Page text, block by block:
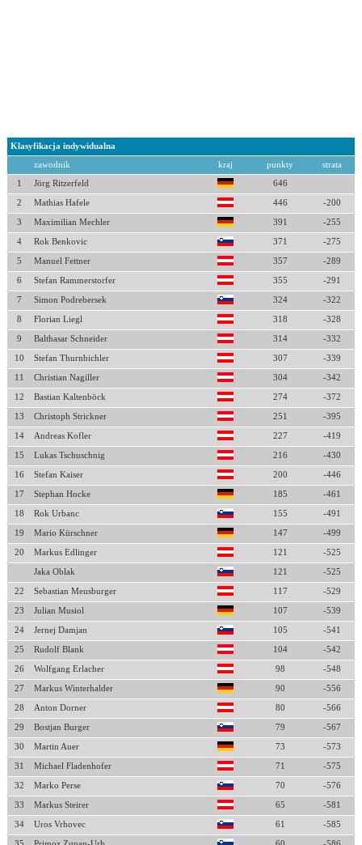
Klasyfikacja indywidualna
zawodnik kraj punkty strata
1 Jörg Ritzerfeld 646
2 Mathias Hafele 446 -200
3 Maximilian Mechler 391 -255
4 Rok Benkovic 371 -275
5 Manuel Fettner 357 -289
6 Stefan Rammerstorfer 355 -291
7 Simon Podrebersek 324 -322
8 Florian Liegl 318 -328
9 Balthasar Schneider 314 -332
10 Stefan Thurnbichler 307 -339
11 Christian Nagiller 304 -342
12 Bastian Kaltenböck 274 -372
13 Christoph Strickner 251 -395
14 Andreas Kofler 227 -419
15 Lukas Tschuschnig 216 -430
16 Stefan Kaiser 200 -446
17 Stephan Hocke 185 -461
18 Rok Urbanc 155 -491
19 Mario Kürschner 147 -499
20 Markus Edlinger 121 -525
Jaka Oblak 121 -525
22 Sebastian Meusburger 117 -529
23 Julian Musiol 107 -539
24 Jernej Damjan 105 -541
25 Rudolf Blank 104 -542
26 Wolfgang Erlacher 98 -548
27 Markus Winterhalder 90 -556
28 Anton Dorner 80 -566
29 Bostjan Burger 79 -567
30 Martin Auer 73 -573
31 Michael Fladenhofer 71 -575
32 Marko Perse 70 -576
33 Markus Steirer 65 -581
34 Uros Vrhovec 61 -585